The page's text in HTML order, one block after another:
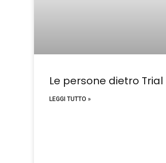
Le persone dietro Trial
LEGGI TUTTO »